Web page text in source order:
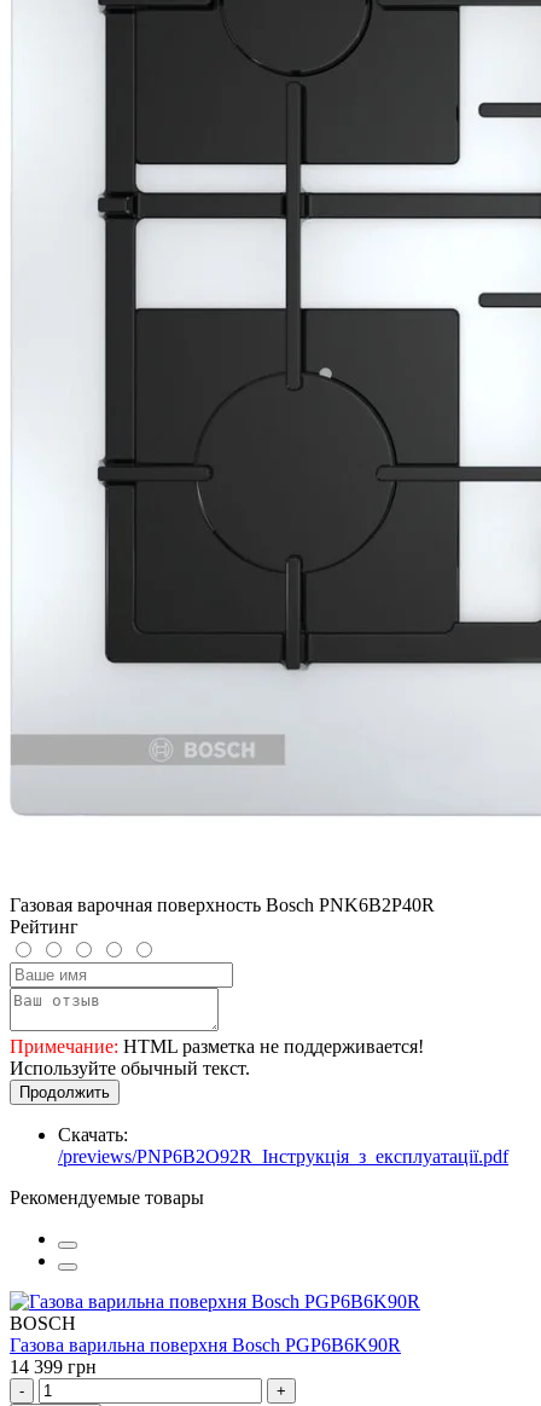
Газовая варочная поверхность Bosch PNK6B2P40R
Рейтинг
Примечание: HTML разметка не поддерживается!
Используйте обычный текст.
Продолжить
Скачать:
/previews/PNP6B2O92R_Інструкція_з_експлуатації.pdf
Рекомендуемые товары
BOSCH
Газова варильна поверхня Bosch PGP6B6K90R
14 399 грн
-
+